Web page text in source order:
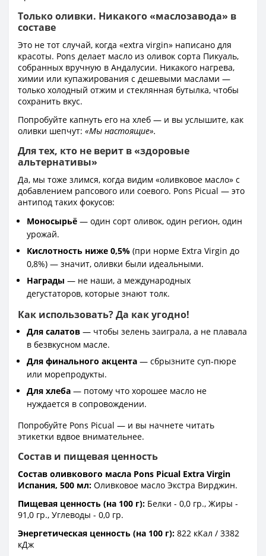
Только оливки. Никакого «маслозавода» в
составе
Это не тот случай, когда «extra virgin» написано для
красоты. Pons делает масло из оливок сорта Пикуаль,
собранных вручную в Андалусии. Никакого нагрева,
химии или купажирования с дешевыми маслами —
только холодный отжим и стеклянная бутылка, чтобы
сохранить вкус.
Попробуйте капнуть его на хлеб — и вы услышите, как
оливки шепчут: «Мы настоящие».
Для тех, кто не верит в «здоровые
альтернативы»
Да, мы тоже злимся, когда видим «оливковое масло» с
добавлением рапсового или соевого. Pons Picual — это
антипод таких фокусов:
Моносырьё — один сорт оливок, один регион, один
урожай.
Кислотность ниже 0,5% (при норме Extra Virgin до
0,8%) — значит, оливки были идеальными.
Награды — не наши, а международных
дегустаторов, которые знают толк.
Как использовать? Да как угодно!
Для салатов — чтобы зелень заиграла, а не плавала
в безвкусном масле.
Для финального акцента — сбрызните суп-пюре
или морепродукты.
Для хлеба — потому что хорошее масло не
нуждается в сопровождении.
Попробуйте Pons Picual — и вы начнете читать
этикетки вдвое внимательнее.
Состав и пищевая ценность
Состав оливкового масла Pons Picual Extra Virgin
Испания, 500 мл: Оливковое масло Экстра Вирджин.
Пищевая ценность (на 100 г): Белки - 0,0 гр., Жиры -
91,0 гр., Углеводы - 0,0 гр.
Энергетическая ценность (на 100 г): 822 кКал / 3382
кДж